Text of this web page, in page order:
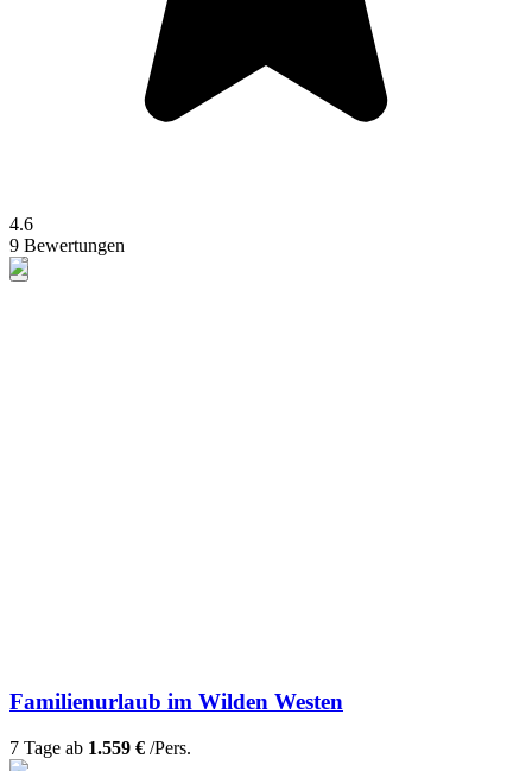
4.6
9 Bewertungen
Familienurlaub im Wilden Westen
7 Tage ab 1.559 € /Pers.